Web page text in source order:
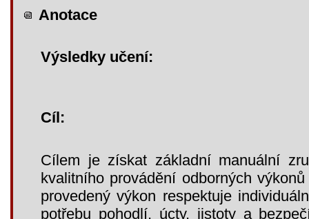
Anotace
Výsledky učení:
Cíl:
Cílem je získat základní manuální
kvalitního provádění odborných
provedený výkon respektuje
potřebu pohodlí, úcty, jistoty a